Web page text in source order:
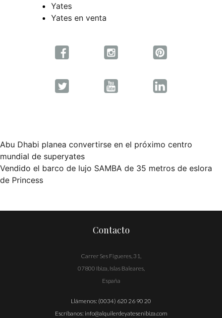
Yates
Yates en venta
Navegación
de
Abu Dhabi planea convertirse en el próximo centro
mundial de superyates
Vendido el barco de lujo SAMBA de 35 metros de eslora
de Princess
Contacto
Carrer Ses Figueres, 31,
07800 Ibiza, Islas Baleares,
España
Llámenos: (0034) 620 26 90 20
Escríbanos: info@alquilerdeyatesenibiza.com